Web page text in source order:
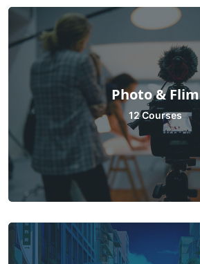
Photo & Flim
12 Courses